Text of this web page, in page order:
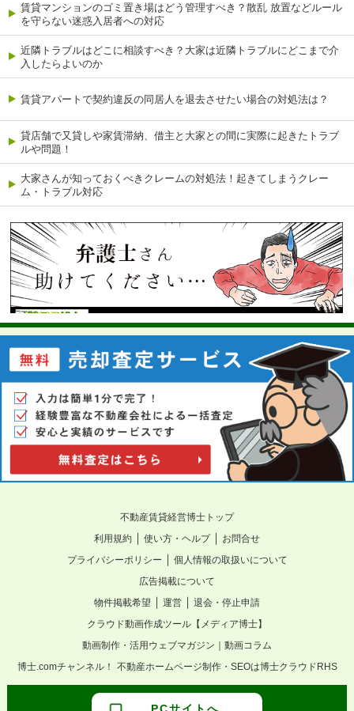
賃貸マンションのゴミ置き場はどう管理すべき？散乱 放置などルール
を守らない迷惑入居者への対応
近隣トラブルはどこに相談すべき？大家は近隣トラブルにどこまで介
入したらよいのか
賃貸アパートで契約違反の同居人を退去させたい場合の対処法は？
貸店舗で又貸しや家賃滞納、借主と大家との間に実際に起きたトラブ
ルや問題！
大家さんが知っておくべきクレームの対処法！起きてしまうクレー
ム・トラブル対応
不動産賃貸経営博士トップ
利用規約 ｜ 使い方・ヘルプ｜ お問合せ
プライバシーポリシー ｜ 個人情報の取扱いについて
広告掲載について
物件掲載希望 ｜ 運営 ｜ 退会・停止申請
クラウド動画作成ツール【メディア博士】
動画制作・活用ウェブマガジン｜動画コラム
博士.comチャンネル！
不動産ホームページ制作・SEOは博士クラウドRHS